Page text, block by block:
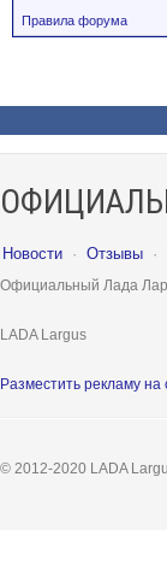
Правила форума
Новости · Отзывы ·
Официальный Лада
LADA Largus
Разместить рекламу на
© 2012-2020 LADA